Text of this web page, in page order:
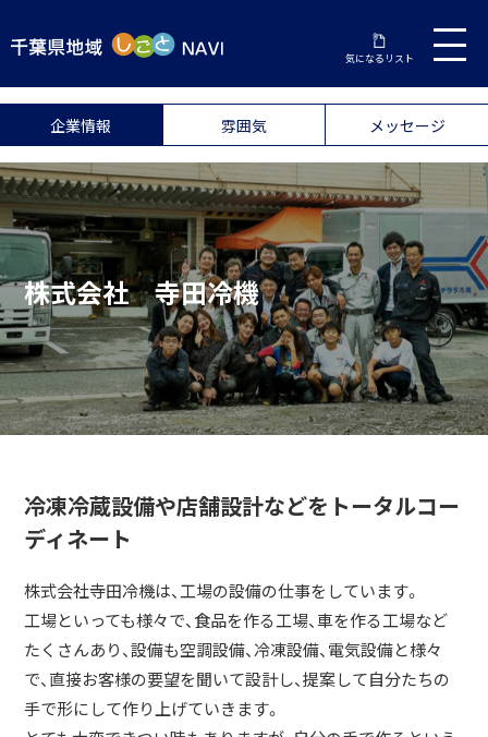
気になるリスト
企業情報 雰囲気 メッセージ
株式会社 寺田冷機
冷凍冷蔵設備や店舗設計などをトータルコー
ディネート
株式会社寺田冷機は、工場の設備の仕事をしています。
工場といっても様々で、食品を作る工場、車を作る工場など
たくさんあり、設備も空調設備、冷凍設備、電気設備と様々
で、直接お客様の要望を聞いて設計し、提案して自分たちの
手で形にして作り上げていきます。